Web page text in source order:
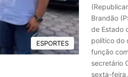
ESPORTES
Brandão
de Estado
político do
função
secretário
sexta-